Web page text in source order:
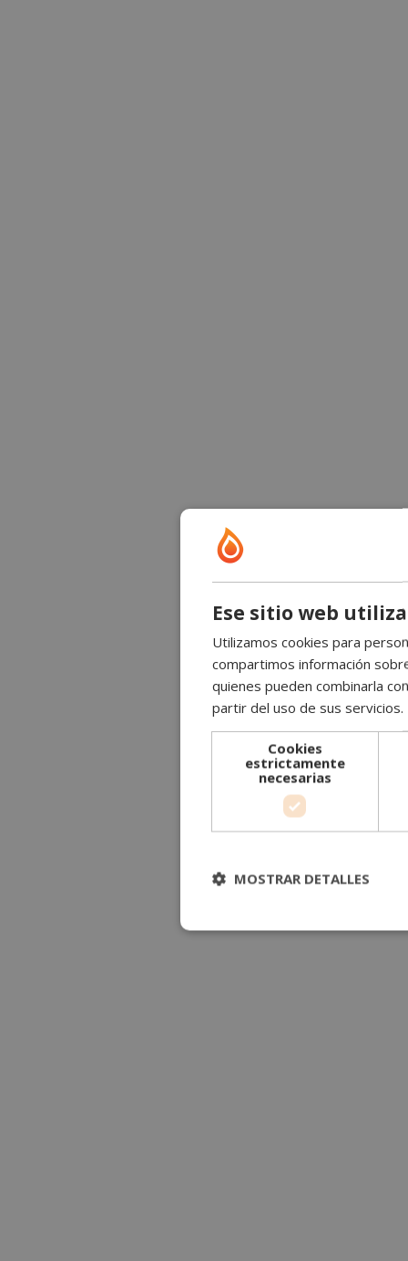
Ese sitio web
Utilizamos cookies para
compartimos información
quienes pueden combinarla
partir del uso de sus servicios.
Cookies
estrictamente
necesarias
MOSTRAR DETALLES